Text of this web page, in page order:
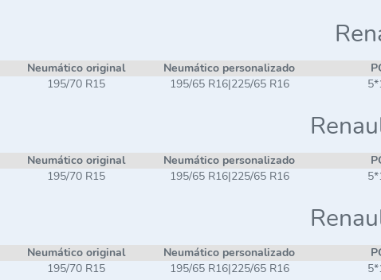
Neumático original Neumático personalizado
195/70 R15
195/65 R16|225/65 R16
Neumático original Neumático personalizado
195/70 R15
195/65 R16|225/65 R16
Neumático original Neumático personalizado
195/70 R15
195/65 R16|225/65 R16